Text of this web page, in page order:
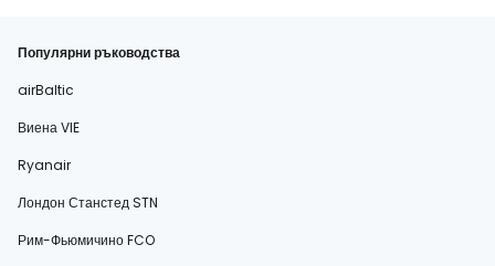
Популярни ръководства
airBaltic
Виена VIE
Ryanair
Лондон Станстед STN
Рим-Фьюмичино FCO